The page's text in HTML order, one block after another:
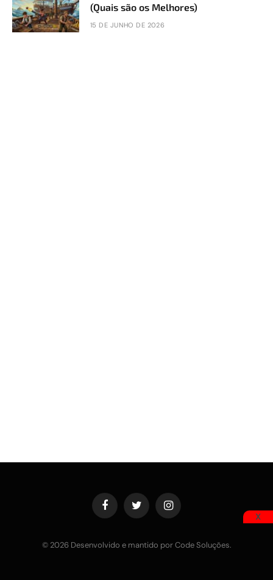
(Quais são os Melhores)
15 DE JUNHO DE 2026
FacebookTwitter Instagram
© 2026 Desenvolvido e mantido por Code Soluções.
X